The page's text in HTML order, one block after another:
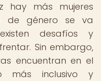
hay más mujeres
de género se va
desafíos y
Sin embargo,
encuentran en el
más inclusivo y